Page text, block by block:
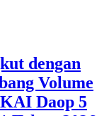
dengan
Volume
Daop 5